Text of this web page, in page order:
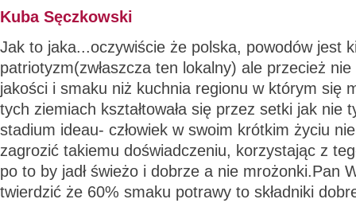
Kuba Sęczkowski
Jak to jaka...oczywiście że polska, powodów jest
patriotyzm(zwłaszcza ten lokalny) ale przecież
jakości i smaku niż kuchnia regionu w którym się
tych ziemiach kształtowała się przez setki jak nie
stadium ideau- człowiek w swoim krótkim życiu
zagrozić takiemu doświadczeniu, korzystając z
po to by jadł świeżo i dobrze a nie mrożonki.Pan
twierdzić że 60% smaku potrawy to składniki